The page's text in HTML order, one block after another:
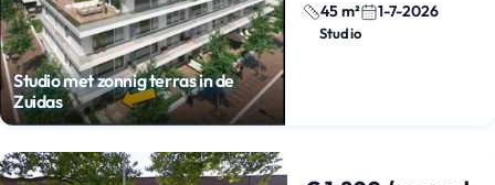
Studio met zonnig terras in de
Zuidas
45 m²
1-7-2026
Studio